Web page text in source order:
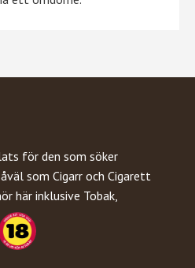
för den som söker
som Cigarr och Cigarett
här inklusive Tobak,